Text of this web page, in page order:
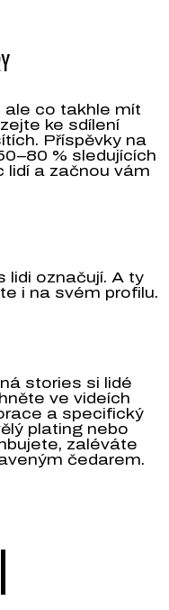
ale co takhle mít
ke sdílení
Příspěvky na
% sledujících
lidí a začnou vám
lidi označují. A ty
i na svém profilu.
stories si lidé
ve videích
a specifický
plating nebo
zaléváte
čedarem.